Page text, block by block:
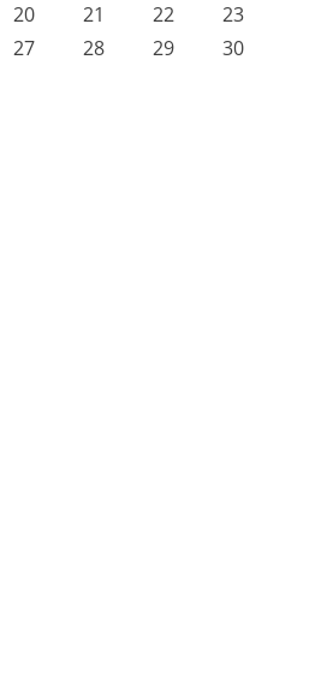
20 21 22
23
27 28 29
30